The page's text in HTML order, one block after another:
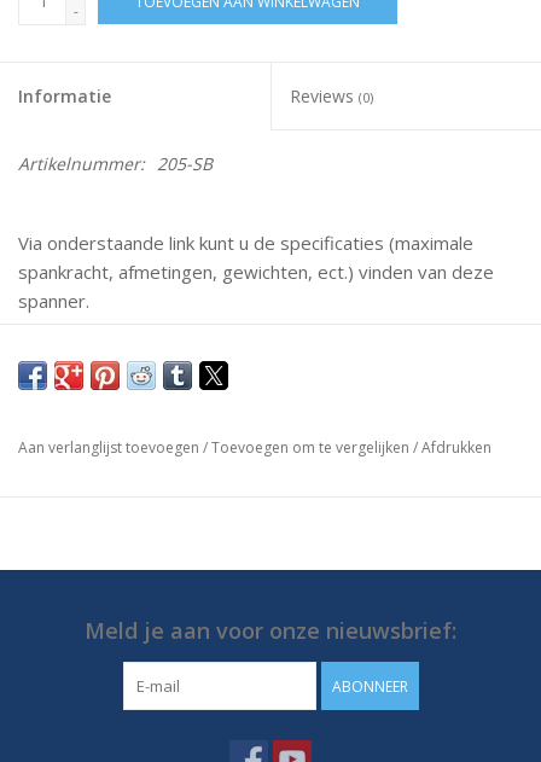
-
Informatie Reviews (0)
Artikelnummer: 205-SB
Via onderstaande link kunt u de specificaties (maximale
spankracht, afmetingen, gewichten, ect.) vinden van deze
spanner.
Mochten er vragen zijn neem dan gerust contact met ons
op.
https://media.destaco.com/assetbank-
Aan verlanglijst toevoegen /Toevoegen om te vergelijken /Afdrukken
Meld je aan voor onze nieuwsbrief:
ABONNEER